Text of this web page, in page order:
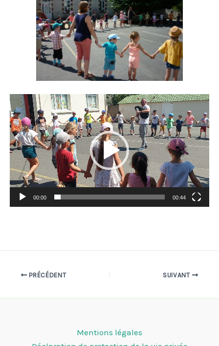
Lecteur
vidéo
00:00 00:44
PRÉCÉDENT SUIVANT
Mentions légales